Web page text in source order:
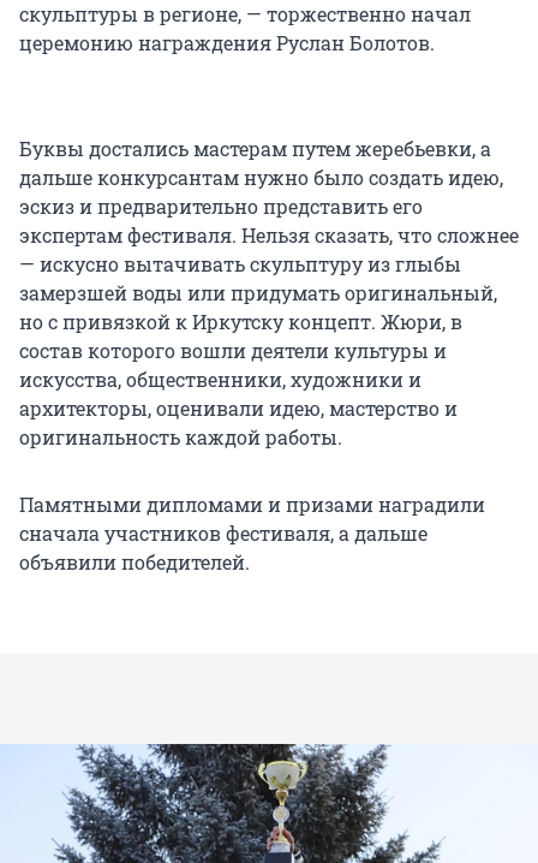
скульптуры в регионе, — торжественно начал
церемонию награждения Руслан Болотов.
Буквы достались мастерам путем жеребьевки, а
дальше конкурсантам нужно было создать идею,
эскиз и предварительно представить его
экспертам фестиваля. Нельзя сказать, что сложнее
— искусно вытачивать скульптуру из глыбы
замерзшей воды или придумать оригинальный,
но с привязкой к Иркутску концепт. Жюри, в
состав которого вошли деятели культуры и
искусства, общественники, художники и
архитекторы, оценивали идею, мастерство и
оригинальность каждой работы.
Памятными дипломами и призами наградили
сначала участников фестиваля, а дальше
объявили победителей.